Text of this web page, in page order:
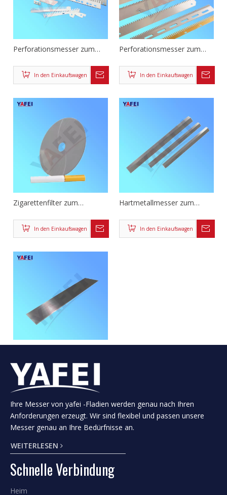
Perforationsmesser zum
In den Einkaufswagen
Perforationsmesser zum
In den Einkaufswagen
Zigarettenfilter zum
Schneidklingen
In den Einkaufswagen
Hartmetallmesser zum
Zigarettenpapier
In den Einkaufswagen
Tabakblätter
In den Einkaufswagen
1 2 3 4 ... 65 »
PRODUKT KLASSIFIKATION
Ihre Messer von yafei -Fladien werden genau nach Ihren
Anforderungen erzeugt. Wir sind flexibel und passen unsere
Messer genau an Ihre Bedürfnisse an.
WEITERLESEN
Schnelle Verbindung
Heim